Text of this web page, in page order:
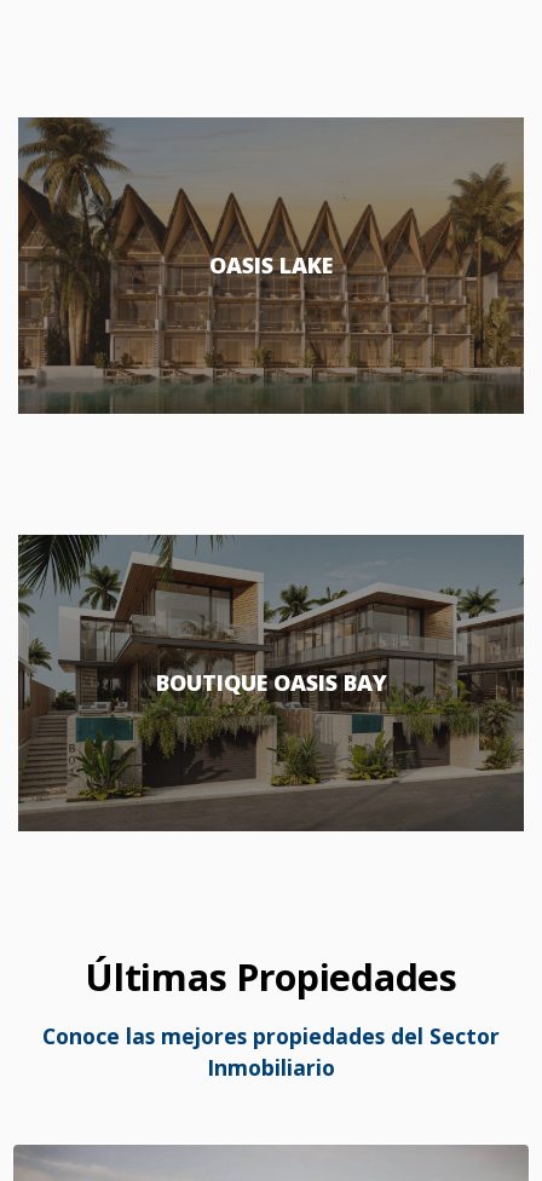
OASIS LAKE
BOUTIQUE OASIS BAY
Últimas Propiedades
Conoce las mejores propiedades del Sector
Inmobiliario